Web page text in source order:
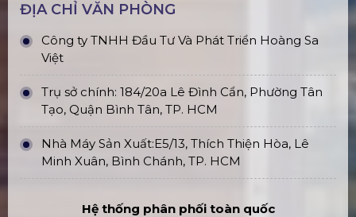
ĐỊA CHỈ VĂN PHÒNG
Công ty TNHH Đầu Tư Và Phát Triển Hoàng Sa
Việt
Trụ sở chính: 184/20a Lê Đình Cẩn, Phường Tân
Tạo, Quận Bình Tân, TP. HCM
Nhà Máy Sản Xuất:E5/13, Thích Thiện Hòa, Lê
Minh Xuân, Bình Chánh, TP. HCM
Hệ thống phân phối toàn quốc